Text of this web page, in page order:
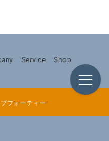
Service Shop
フォーティー